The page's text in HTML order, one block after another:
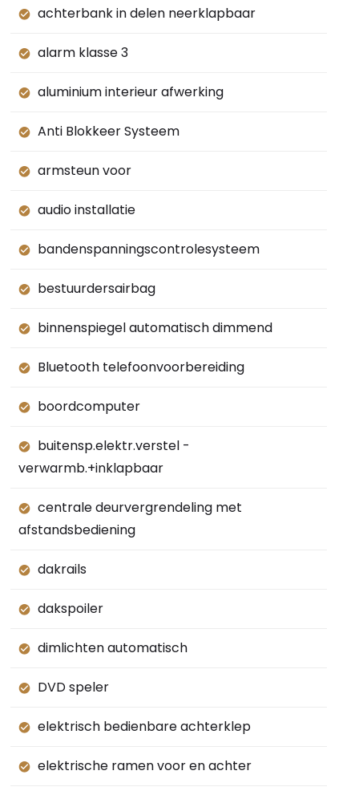
achterbank in delen neerklapbaar
alarm klasse 3
aluminium interieur afwerking
Anti Blokkeer Systeem
armsteun voor
audio installatie
bandenspanningscontrolesysteem
bestuurdersairbag
binnenspiegel automatisch dimmend
Bluetooth telefoonvoorbereiding
boordcomputer
buitensp.elektr.verstel -
verwarmb.+inklapbaar
centrale deurvergrendeling met
afstandsbediening
dakrails
dakspoiler
dimlichten automatisch
DVD speler
elektrisch bedienbare achterklep
elektrische ramen voor en achter